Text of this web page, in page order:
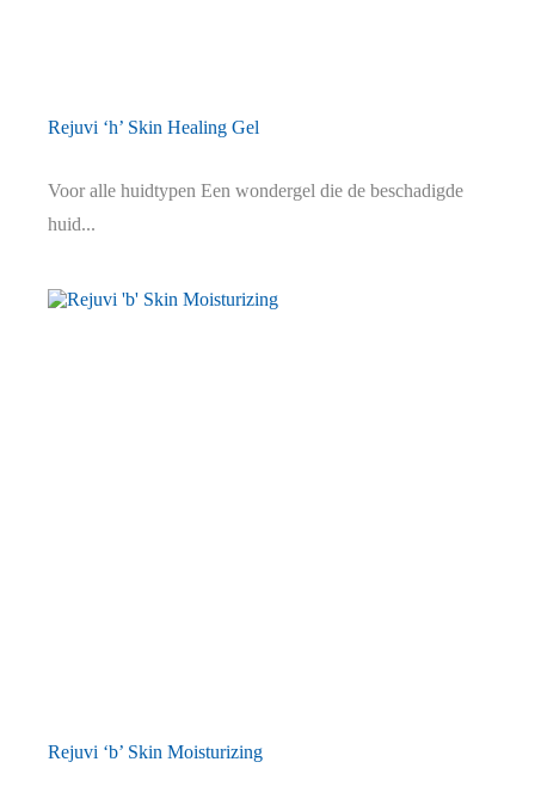
Rejuvi ‘h’ Skin Healing Gel
Voor alle huidtypen Een wondergel die de beschadigde
huid...
Rejuvi ‘b’ Skin Moisturizing